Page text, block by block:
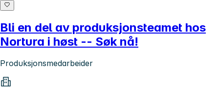
Bli en del av produksjonsteamet hos
Nortura i høst -- Søk nå!
Produksjonsmedarbeider